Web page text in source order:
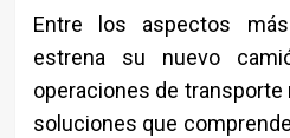
Entre los aspectos
estrena su nuevo
operaciones de
soluciones que